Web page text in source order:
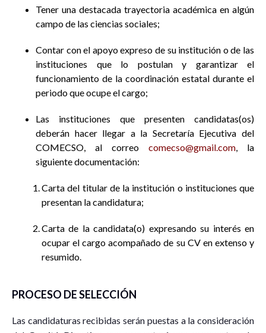
Tener una destacada trayectoria académica en algún
campo de las ciencias sociales;
Contar con el apoyo expreso de su institución o de las
instituciones que lo postulan y garantizar el
funcionamiento de la coordinación estatal durante el
periodo que ocupe el cargo;
Las instituciones que presenten candidatas(os)
deberán hacer llegar a la Secretaría Ejecutiva del
COMECSO, al correo comecso@gmail.com, la
siguiente documentación:
Carta del titular de la institución o instituciones que
presentan la candidatura;
Carta de la candidata(o) expresando su interés en
ocupar el cargo acompañado de su CV en extenso y
resumido.
PROCESO DE SELECCIÓN
Las candidaturas recibidas serán puestas a la consideración